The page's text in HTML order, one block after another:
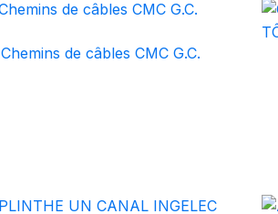
Chemins de câbles CMC G.C.